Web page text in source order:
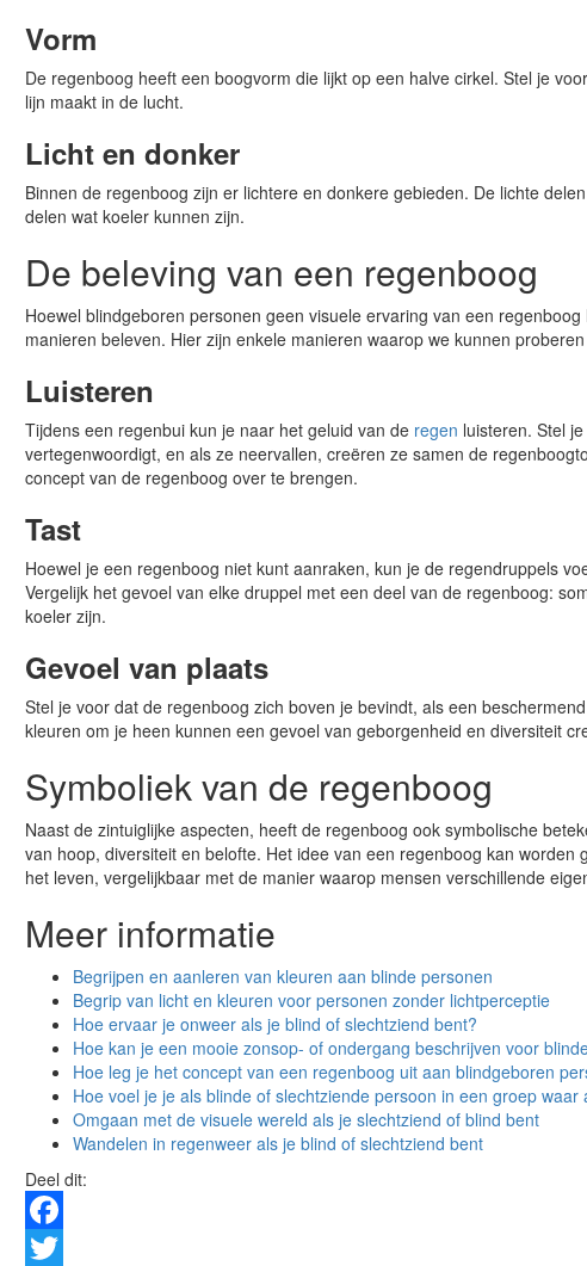
Vorm
De regenboog heeft een boogvorm die lijkt op een halve cirkel. Stel je
lijn maakt in de lucht.
Licht en donker
Binnen de regenboog zijn er lichtere en donkere gebieden. De lichte
delen wat koeler kunnen zijn.
De beleving van een regenboog
Hoewel blindgeboren personen geen visuele ervaring van een
manieren beleven. Hier zijn enkele manieren waarop we kunnen
Luisteren
Tijdens een regenbui kun je naar het geluid van de regen luisteren. Stel
vertegenwoordigt, en als ze neervallen, creëren ze samen de
concept van de regenboog over te brengen.
Tast
Hoewel je een regenboog niet kunt aanraken, kun je de regendruppels
Vergelijk het gevoel van elke druppel met een deel van de regenboog:
koeler zijn.
Gevoel van plaats
Stel je voor dat de regenboog zich boven je bevindt, als een
kleuren om je heen kunnen een gevoel van geborgenheid en diversiteit
Symboliek van de regenboog
Naast de zintuiglijke aspecten, heeft de regenboog ook symbolische
van hoop, diversiteit en belofte. Het idee van een regenboog kan worden
het leven, vergelijkbaar met de manier waarop mensen verschillende
Meer informatie
Begrijpen en aanleren van kleuren aan blinde personen
Begrip van licht en kleuren voor personen zonder lichtperceptie
Hoe ervaar je onweer als je blind of slechtziend bent?
Hoe kan je een mooie zonsop- of ondergang beschrijven voor
Hoe leg je het concept van een regenboog uit aan blindgeboren
Hoe voel je je als blinde of slechtziende persoon in een groep waar
Omgaan met de visuele wereld als je slechtziend of blind bent
Wandelen in regenweer als je blind of slechtziend bent
Deel dit:
Facebook